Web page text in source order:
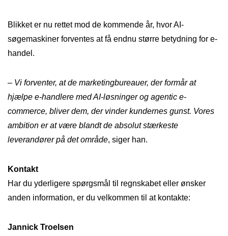
Blikket er nu rettet mod de kommende år, hvor AI-
søgemaskiner forventes at få endnu større betydning for e-
handel.
– Vi forventer, at de marketingbureauer, der formår at
hjælpe e-handlere med AI-løsninger og agentic e-
commerce, bliver dem, der vinder kundernes gunst. Vores
ambition er at være blandt de absolut stærkeste
leverandører på det område, siger han.
Kontakt
Har du yderligere spørgsmål til regnskabet eller ønsker
anden information, er du velkommen til at kontakte:
Jannick Troelsen